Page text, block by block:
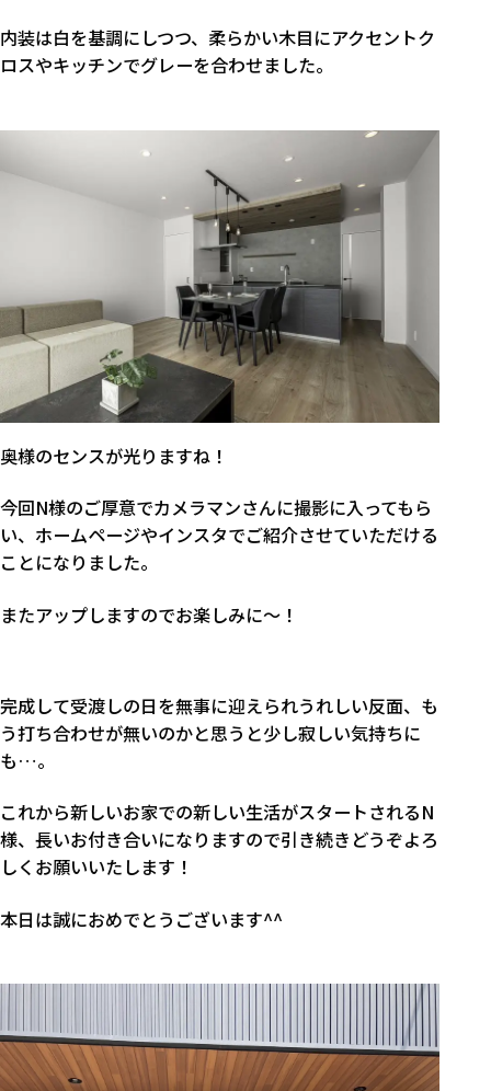
内装は白を基調にしつつ、柔らかい木目にアクセントク
ロスやキッチンでグレーを合わせました。
奥様のセンスが光りますね！
今回N様のご厚意でカメラマンさんに撮影に入ってもら
い、ホームページやインスタでご紹介させていただける
ことになりました。
またアップしますのでお楽しみに～！
完成して受渡しの日を無事に迎えられうれしい反面、も
う打ち合わせが無いのかと思うと少し寂しい気持ちに
も…。
これから新しいお家での新しい生活がスタートされるN
様、長いお付き合いになりますので引き続きどうぞよろ
しくお願いいたします！
本日は誠におめでとうございます^^